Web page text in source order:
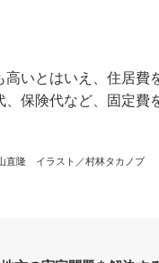
いとはいえ、住居費
保険代など、固定費
直隆 イラスト／村林タカノブ